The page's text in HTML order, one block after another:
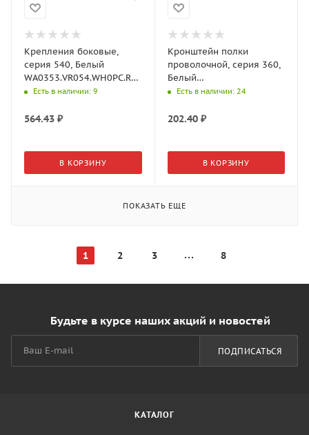
Крепления боковые,
серия 540, Белый
WA0353.VR054.WH0PC.RA
Aristo
Есть в наличии: 9
564.43 ₽
В КОРЗИНУ
Кронштейн полки
проволочной, серия 360,
Белый
WA0290.VP036.WH0PC.RA
Есть в наличии: 24
202.40₽
В КОРЗИНУ
ПОКАЗАТЬ ЕЩЕ
1 2 3 8
Будьте в курсе наших акций и новостей
ПОДПИСАТЬСЯ
КАТАЛОГ